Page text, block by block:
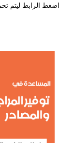
اضغط الرابط ليتم